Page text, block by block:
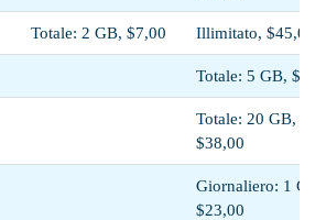
Totale: 2 GB, $7,00 Illimitato, $45,00
Totale: 5 GB,
Totale: 20 GB,
$38,00
Giornaliero: 1 GB,
$23,00